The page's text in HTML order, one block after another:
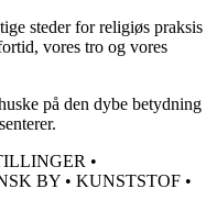
steder for religiøs praksis
vores tro og vores
på den dybe betydning
•
BY • KUNSTSTOF •